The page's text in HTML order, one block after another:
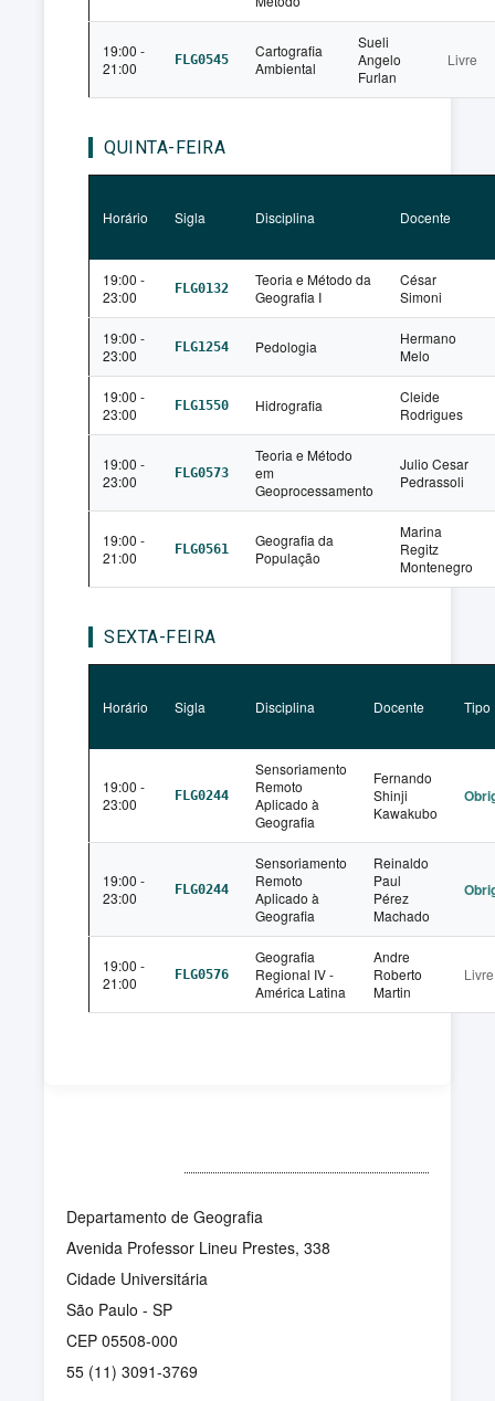
19:00 -
21:00
FLG0545
Cartografia
Ambiental
Sueli
Angelo
Furlan
Livre
QUINTA-FEIRA
Horário Sigla Disciplina Docente
19:00 -
23:00
FLG0132
Teoria e Método da
Geografia I
César
Simoni
19:00 -
23:00
FLG1254 Pedologia
Hermano
Melo
19:00 -
23:00
FLG1550 Hidrografia
Cleide
Rodrigues
19:00 -
23:00
FLG0573
Teoria e Método
em
Geoprocessamento
Julio Cesar
Pedrassoli
19:00 -
21:00
FLG0561
Geografia da
População
Marina
Regitz
Montenegro
SEXTA-FEIRA
Horário Sigla Disciplina Docente Tipo
19:00 -
23:00
FLG0244
Sensoriamento
Remoto
Aplicado à
Geografia
Fernando
Shinji
Kawakubo
19:00 -
23:00
FLG0244
Sensoriamento
Remoto
Aplicado à
Geografia
Reinaldo
Paul
Pérez
Machado
19:00 -
21:00
FLG0576
Geografia
Regional IV -
América Latina
Andre
Roberto
Martin
Livre
Departamento de Geografia
Avenida Professor Lineu Prestes, 338
Cidade Universitária
São Paulo - SP
CEP 05508-000
55 (11) 3091-3769